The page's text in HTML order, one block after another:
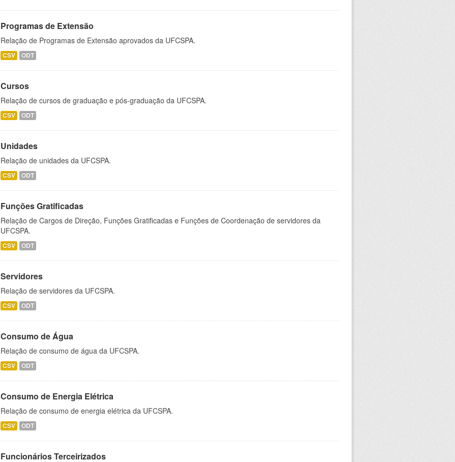
Programas de Extensão
Relação de Programas de Extensão aprovados da UFCSPA.
CSV ODT
Cursos
Relação de cursos de graduação e pós-graduação da UFCSPA.
CSV ODT
Unidades
Relação de unidades da UFCSPA.
CSV ODT
Funções Gratificadas
Relação de Cargos de Direção, Funções Gratificadas e Funções de Coordenação de servidores da
UFCSPA.
CSV ODT
Servidores
Relação de servidores da UFCSPA.
CSV ODT
Consumo de Água
Relação de consumo de água da UFCSPA.
CSV ODT
Consumo de Energia Elétrica
Relação de consumo de energia elétrica da UFCSPA.
CSV ODT
Funcionários Terceirizados